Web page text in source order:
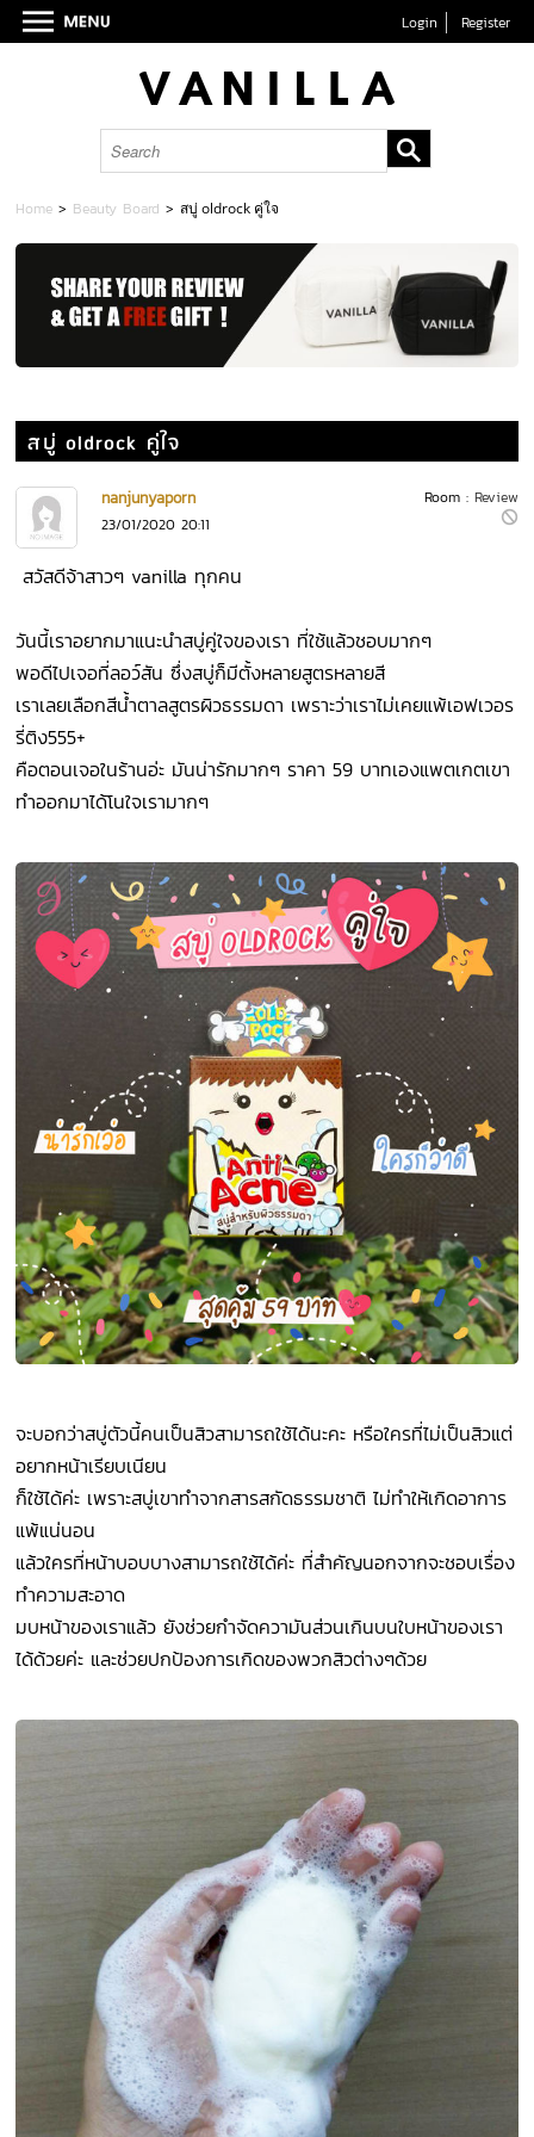
Login Register
Home > Beauty Board >สบู่ oldrock คู่ใจ
สบู่ oldrock คู่ใจ
Room : Review
nanjunyaporn
23/01/2020 20:11
สวัสดีจ้าสาวๆ vanilla ทุกคน
วันนี้เราอยากมาแนะนำสบู่คู่ใจของเรา ที่ใช้แล้วชอบมากๆ
พอดีไปเจอที่ลอว์สัน ซึ่งสบู่ก็มีตั้งหลายสูตรหลายสี
เราเลยเลือกสีน้ำตาลสูตรผิวธรรมดา เพราะว่าเราไม่เคยแพ้เอฟเวอร
รี่ติง555+
คือตอนเจอในร้านอ่ะ มันน่ารักมากๆ ราคา 59 บาทเองแพตเกตเขา
ทำออกมาได้โนใจเรามากๆ
จะบอกว่าสบู่ตัวนี้คนเป็นสิวสามารถใช้ได้นะคะ หรือใครที่ไม่เป็นสิวแต่
อยากหน้าเรียบเนียน
ก็ใช้ได้ค่ะ เพราะสบู่เขาทำจากสารสกัดธรรมชาติ ไม่ทำให้เกิดอาการ
แพ้แน่นอน
แล้วใครที่หน้าบอบบางสามารถใช้ได้ค่ะ ที่สำคัญนอกจากจะชอบเรื่อง
ทำความสะอาด
มบหน้าของเราแล้ว ยังช่วยกำจัดความันส่วนเกินบนใบหน้าของเรา
ได้ด้วยค่ะ และช่วยปกป้องการเกิดของพวกสิวต่างๆด้วย